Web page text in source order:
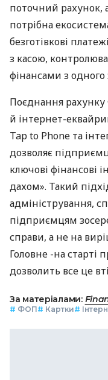
поточний рахунок,
потрібна
безготівкові
з касою,
фінансами з одного
Поєднання рахунку
й інтернет-
Tap to Phone та
дозволяє
ключові фінансові
дахом». Такий
адміністрування,
підприємцям
справи, а не на
Головне -на старті
дозволить все це
За матеріалами:
# ФОП# Картки#